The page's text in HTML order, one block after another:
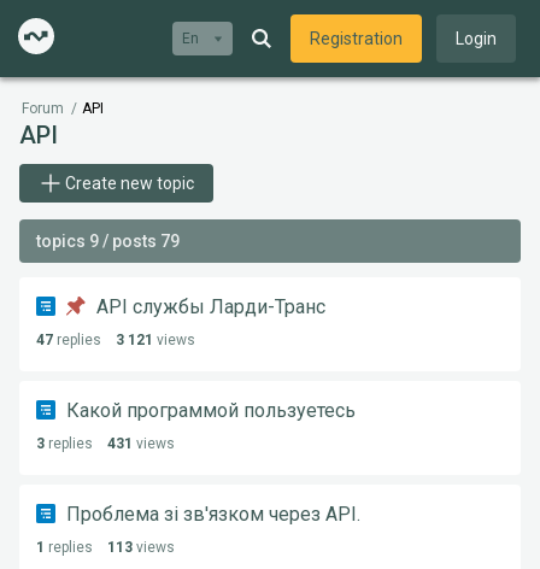
En Registration Login
Forum / API
API
Create new topic
topics 9 / posts 79
API службы Ларди-Транс
47 replies 3 121 views
Какой программой пользуетесь
3 replies 431 views
Проблема зі зв'язком через API.
1 replies 113 views